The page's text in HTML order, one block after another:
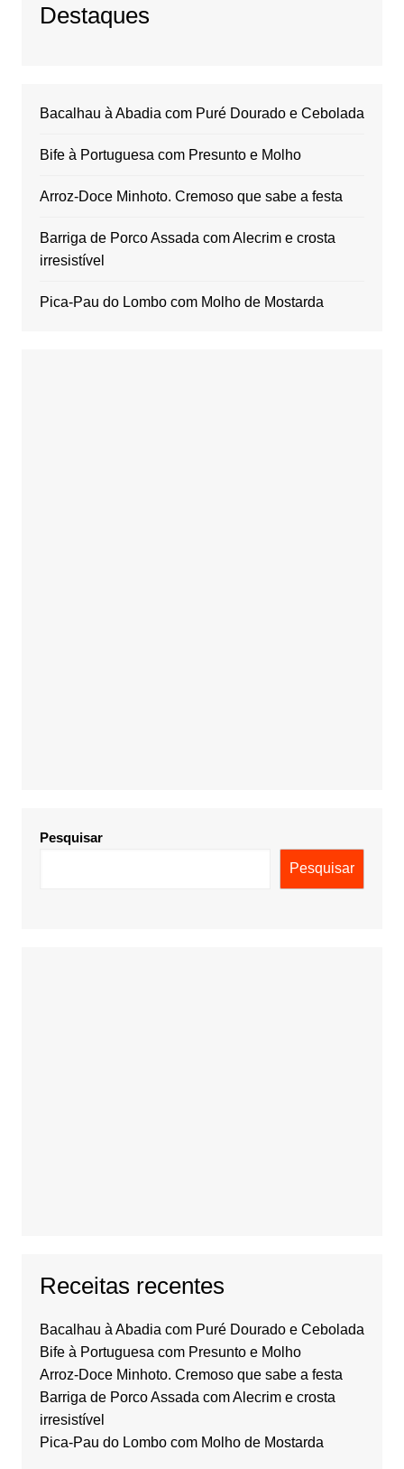
Destaques
Bacalhau à Abadia com Puré Dourado e Cebolada
Bife à Portuguesa com Presunto e Molho
Arroz-Doce Minhoto. Cremoso que sabe a festa
Barriga de Porco Assada com Alecrim e crosta
irresistível
Pica-Pau do Lombo com Molho de Mostarda
Pesquisar
Pesquisar
Receitas recentes
Bacalhau à Abadia com Puré Dourado e Cebolada
Bife à Portuguesa com Presunto e Molho
Arroz-Doce Minhoto. Cremoso que sabe a festa
Barriga de Porco Assada com Alecrim e crosta
irresistível
Pica-Pau do Lombo com Molho de Mostarda